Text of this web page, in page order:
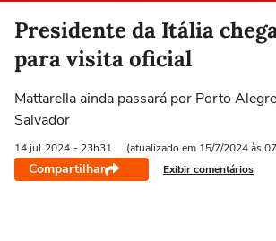
Presidente da Itália
para visita oficial
Mattarella ainda passará por Porto
Salvador
14 jul 2024 - 23h31 (atualizado em 15/7/2024 às
Compartilhar Exibir comentários